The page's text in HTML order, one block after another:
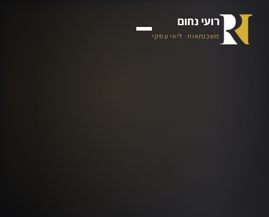
רועי נחום
משכנתאות · ליווי עסקי